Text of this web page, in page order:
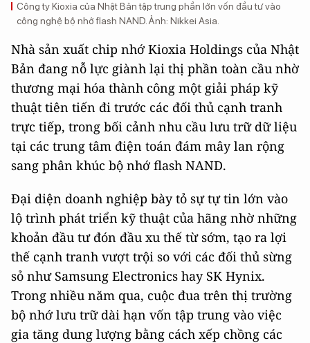
Công ty Kioxia của Nhật Bản tập trung phần lớn vốn đầu tư vào
công nghệ bộ nhớ flash NAND. Ảnh: Nikkei Asia.
Nhà sản xuất chip nhớ Kioxia Holdings của Nhật
Bản đang nỗ lực giành lại thị phần toàn cầu nhờ
thương mại hóa thành công một giải pháp kỹ
thuật tiên tiến đi trước các đối thủ cạnh tranh
trực tiếp, trong bối cảnh nhu cầu lưu trữ dữ liệu
tại các trung tâm điện toán đám mây lan rộng
sang phân khúc bộ nhớ flash NAND.
Đại diện doanh nghiệp bày tỏ sự tự tin lớn vào
lộ trình phát triển kỹ thuật của hãng nhờ những
khoản đầu tư đón đầu xu thế từ sớm, tạo ra lợi
thế cạnh tranh vượt trội so với các đối thủ sừng
sỏ như Samsung Electronics hay SK Hynix.
Trong nhiều năm qua, cuộc đua trên thị trường
bộ nhớ lưu trữ dài hạn vốn tập trung vào việc
gia tăng dung lượng bằng cách xếp chồng các